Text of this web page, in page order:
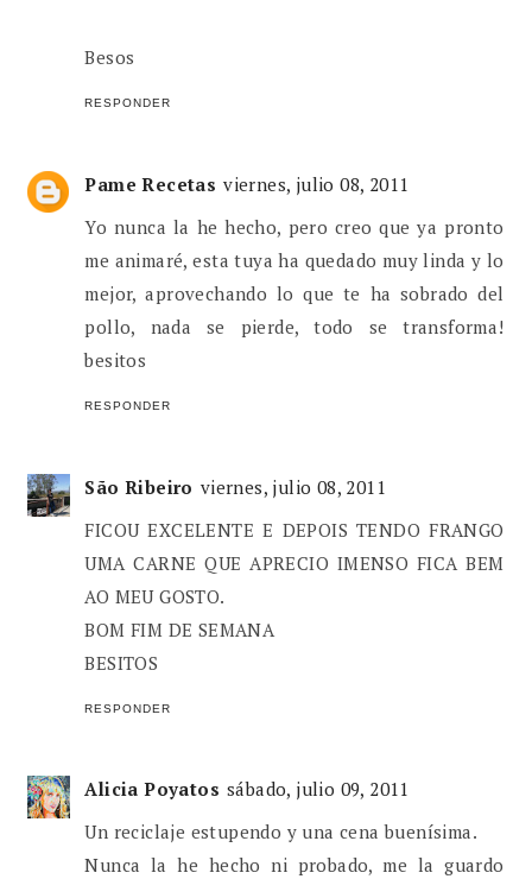
Besos
RESPONDER
Pame Recetas viernes, julio 08, 2011
Yo nunca la he hecho, pero creo que ya pronto
me animaré, esta tuya ha quedado muy linda y lo
mejor, aprovechando lo que te ha sobrado del
pollo, nada se pierde, todo se transforma!
besitos
RESPONDER
São Ribeiro viernes, julio 08, 2011
FICOU EXCELENTE E DEPOIS TENDO FRANGO
UMA CARNE QUE APRECIO IMENSO FICA BEM
AO MEU GOSTO.
BOM FIM DE SEMANA
BESITOS
RESPONDER
Alicia Poyatos sábado, julio 09, 2011
Un reciclaje estupendo y una cena buenísima.
Nunca la he hecho ni probado, me la guardo